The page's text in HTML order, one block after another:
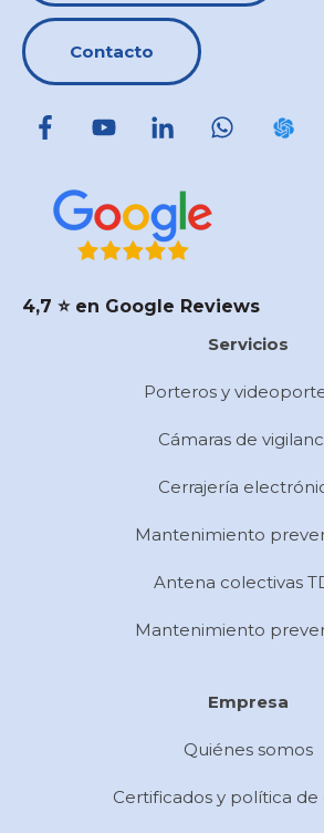
Contacto
4,7 ⭐️ en Google Reviews
Servicios
Porteros y
Cámaras de
Cerrajería
Mantenimiento
Antena colectivas
Mantenimiento
Empresa
Quiénes somos
Certificados y política de